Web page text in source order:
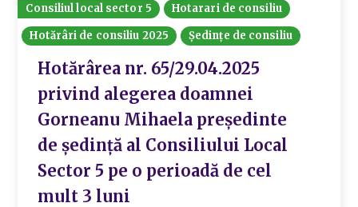
Consiliul local sector 5
Hotarari de consiliu
Hotărâri de consiliu 2025
Ședințe de consiliu
Hotărârea nr. 65/29.04.2025
privind alegerea doamnei
Gorneanu Mihaela preşedinte
de şedinţă al Consiliului Local
Sector 5 pe o perioadă de cel
mult 3 luni